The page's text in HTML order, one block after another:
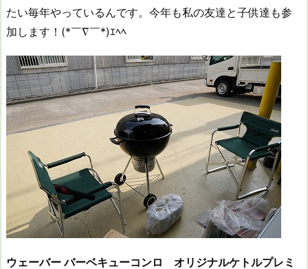
たい毎年やっているんです。今年も私の友達と子供達も参
加します！(*￣∇￣*)ｴﾍﾍ
ウェーバー バーベキューコンロ オリジナルケトルプレミ